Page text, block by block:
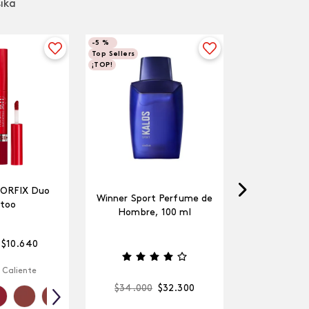
Duo
$10 .640
Caliente
-5 %
Top Sellers
¡TOP!
Winner Sport Perfume de
Hombre, 100 ml
$34.000 $32 .300